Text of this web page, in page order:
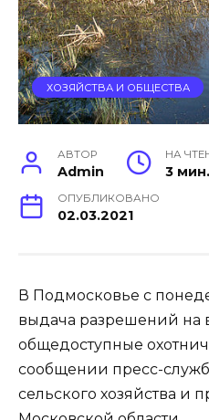
ХОЗЯЙСТВА И ОБЩЕСТВА
АВТОР
Admin
НА
3 мин.
ОПУБЛИКОВАНО
02.03.2021
В Подмосковье с
выдача разрешений на
общедоступные
сообщении пресс-
сельского хозяйства и